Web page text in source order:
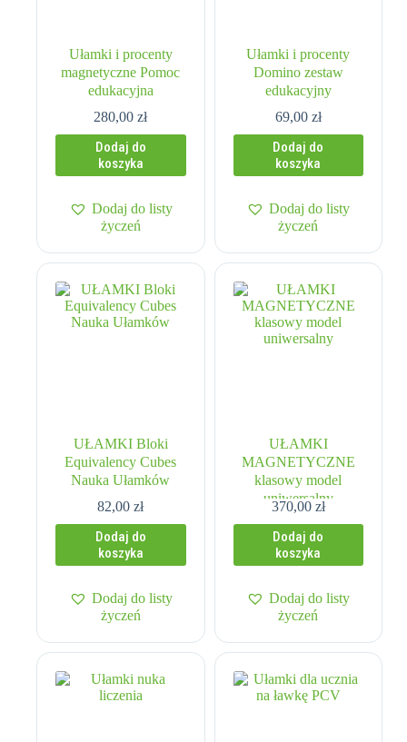
Ułamki i procenty
magnetyczne Pomoc
edukacyjna
280,00zł
Dodaj do
koszyka
Dodaj do listy
życzeń
Ułamki i procenty
Domino zestaw
edukacyjny
69,00 zł
Dodaj do
koszyka
Dodaj do listy
życzeń
UŁAMKI Bloki
Equivalency Cubes
Nauka Ułamków
82,00zł
Dodaj do
koszyka
Dodaj do listy
życzeń
UŁAMKI
MAGNETYCZNE
klasowy model
uniwersalny
wielozadaniowy
370,00 zł
Dodaj do
koszyka
Dodaj do listy
życzeń